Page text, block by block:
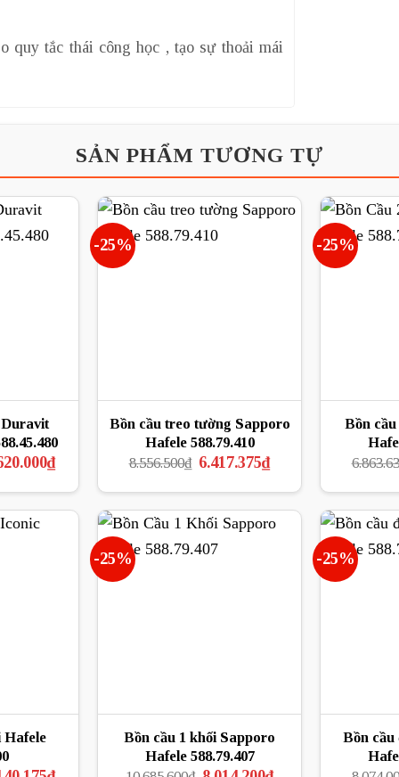
quy tắc thái công học , tạo sự thoải mái
SẢN PHẨM TƯƠNG TỰ
₫Giá
hiện
tại
15.620.000₫.
-25%
Bồn cầu treo tường Sapporo
Hafele 588.79.410
8.556.500₫ Giá
là:
6.417.375₫Giá
hiện
tại
6.417.375₫.
-25%
Bồn
Hafele
-25%
Bồn cầu 1 khối Sapporo
Hafele 588.79.407
-25%
Bồn cầu